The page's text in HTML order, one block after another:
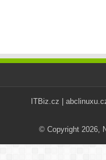
ITBiz.cz
© Copyright 2026,